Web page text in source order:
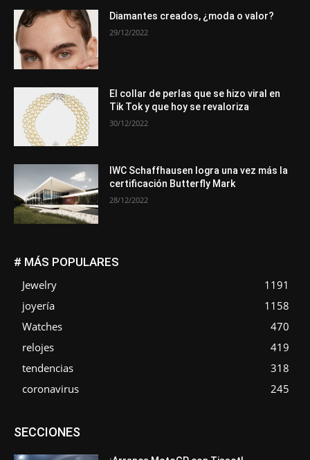
Diamantes creados, ¿moda o valor?
29/12/2022
El collar de perlas que se hizo viral en
Tik Tok y que hoy se revaloriza
30/12/2022
IWC Schaffhausen logra una vez más la
certificación Butterfly Mark
28/12/2022
# MÁS POPULARES
Jewelry
1191
joyería
1158
Watches
470
relojes
419
tendencias
318
coronavirus
245
SECCIONESAsociaciones